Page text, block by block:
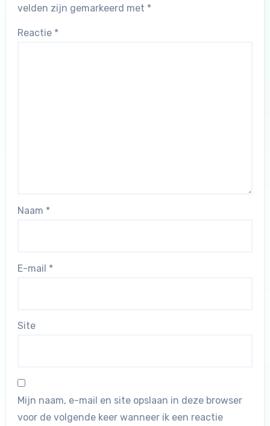
velden zijn gemarkeerd met *
Reactie *
Naam *
E-mail *
Site
Mijn naam, e-mail en site opslaan in deze browser
voor de volgende keer wanneer ik een reactie